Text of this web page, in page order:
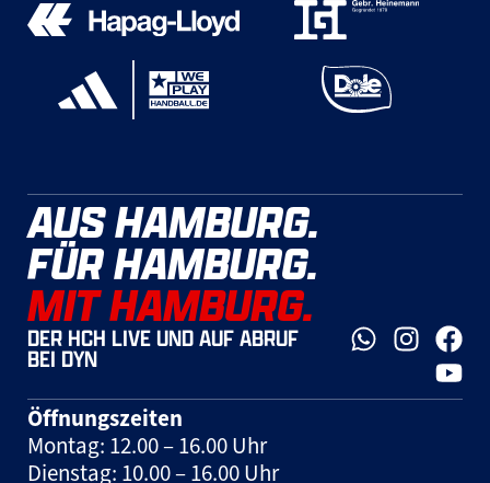
AUS HAMBURG.
FÜR HAMBURG.
MIT HAMBURG.
DER HCH LIVE UND AUF ABRUF
BEI DYN
Öffnungszeiten
Montag: 12.00 – 16.00 Uhr
Dienstag: 10.00 – 16.00 Uhr